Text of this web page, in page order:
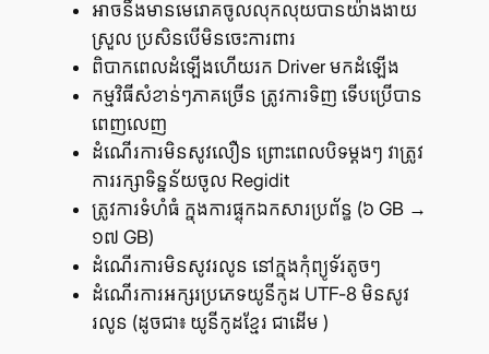
អាច​នឹង​មាន​មេរោគ​ចូល​លុក​លុយ​បាន​យ៉ាង​ងាយ​
ស្រួល ប្រសិន​បើ​មិន​ចេះ​ការពារ
ពិបាក​ពេល​ដំឡើង​ហើយ​រក Driver មក​ដំឡើង
កម្មវិធី​សំខាន់ៗ​ភាគ​ច្រើន ត្រូវ​ការ​ទិញ ទើប​ប្រើ​បាន​
ពេញ​លេញ
ដំណើរ​ការ​មិន​សូវ​លឿន ព្រោះ​ពេល​បិទ​ម្ដងៗ វា​ត្រូវ​
ការ​រក្សា​ទិន្នន័យ​ចូល Regidit
ត្រូវ​ការ​ទំហំ​ធំ ក្នុង​ការ​ផ្ទុក​ឯកសារ​ប្រព័ន្ធ (៦ GB →
១៧ GB)
ដំណើរ​ការ​មិន​សូវ​រលូន នៅ​ក្នុង​កុំព្យូទ័រ​តូចៗ
ដំណើរ​ការ​អក្សរ​ប្រភេទ​យូនីកូដ UTF-8 មិន​សូវ​
រលូន (ដូច​ជា៖ យូនីកូដ​ខ្មែរ ជា​ដើម )